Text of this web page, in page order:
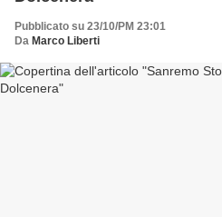
Pubblicato su 23/10/PM 23:01
Da Marco Liberti